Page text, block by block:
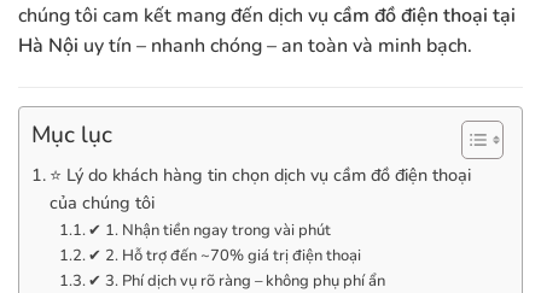
chúng tôi cam kết mang đến dịch vụ cầm đồ điện thoại tại
Hà Nội uy tín – nhanh chóng – an toàn và minh bạch.
Mục lục
⭐ Lý do khách hàng tin chọn dịch vụ cầm đồ điện thoại
của chúng tôi
✔ 1. Nhận tiền ngay trong vài phút
✔ 2. Hỗ trợ đến ~70% giá trị điện thoại
✔ 3. Phí dịch vụ rõ ràng – không phụ phí ẩn